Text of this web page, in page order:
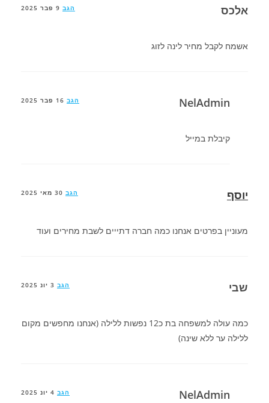
אלכס הגב 9 פבר 2025
אשמח לקבל מחיר לינה לזוג
NelAdmin הגב 16 פבר 2025
קיבלת במייל
יוסף הגב 30 מאי 2025
מעוניין בפרטים אנחנו כמה חברה דתייים לשבת מחירים ועוד
שבי הגב 3 יונ 2025
כמה עולה למשפחה בת כ12 נפשות ללילה (אנחנו מחפשים מקום
ללילה ער ללא שינה)
NelAdmin הגב 4 יונ 2025